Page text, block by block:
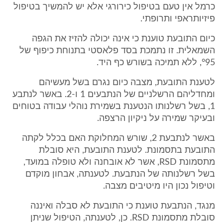
כרמל אין טעם בטיפול כירורגי אלא יש להמשיך בטיפול
פיזיותראפי ותרופתי.
כיום התובעת טוענת כי אינה יכולה להזיז את הגפה
השמאלית. זו נתמכת בסד פלאסטי בתנוחת כיפוף של
°95, ללא תמיכה בשורש כף היד.
לטענת התובעת, מצבה כיום נגרם בשל מעשיהם
ומחדליהם הרשלניים של הנתבעים 1 ו-2. באשר לנתבע
1, בשל רשלנותו הנטענת בשמירת נוהלי עבודה בטוחים
ובעיקר שמירה על ניקיון הרצפה.
באשר לנתבעת 2, שורש המחלוקת האם בכלל לקתה
התובעת בתסמונת. לטענת התובעת, היא סובלת
מתסמונת RSD, אשר לא אובחנה ולא טופלה במועד,
בשל רשלנותה של הנתבעת. לטענתה, אבחון מוקדם
וטיפול נכון היו מיטיבים מצבה.
מנגד, הנתבעת טוענת כי התובעת לא סבלה ואיננה
סובלת מתסמונת RSD. כן, לטענתה, הטיפול שניתן